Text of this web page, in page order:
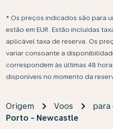
* Os preços indicados são para
estão em EUR. Estão incluídas
aplicável taxa de reserva. Os
variar consoante a
correspondem às últimas 48
disponíveis no momento da
Origem Voos
para
Porto - Newcastle